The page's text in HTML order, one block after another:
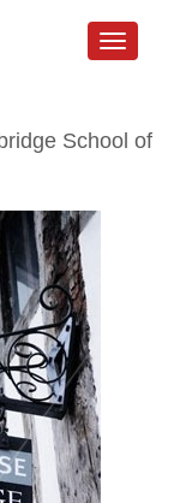
Toggle
School of